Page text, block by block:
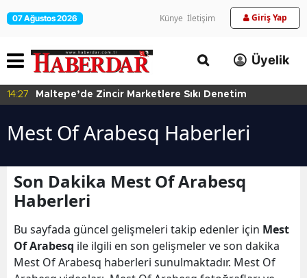
07 Ağustos 2026 Künye İletişim Giriş Yap
Üyelik
14:27 Maltepe’de Zincir Marketlere Sıkı Denetim
Mest Of Arabesq Haberleri
Son Dakika Mest Of Arabesq
Haberleri
Bu sayfada güncel gelişmeleri takip edenler için Mest
Of Arabesq ile ilgili en son gelişmeler ve son dakika
Mest Of Arabesq haberleri sunulmaktadır. Mest Of